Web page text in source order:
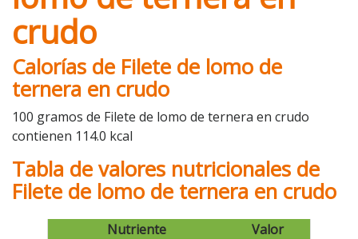
crudo
Calorías de Filete de lomo de
ternera en crudo
100 gramos de Filete de lomo de ternera en crudo
contienen 114.0 kcal
Tabla de valores nutricionales de
Filete de lomo de ternera en crudo
Nutriente
Valor